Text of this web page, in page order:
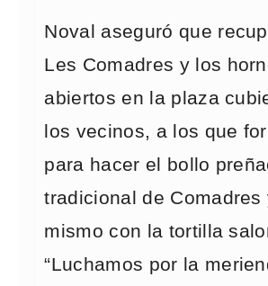
Noval aseguró que
Les Comadres y los
abiertos en la plaza
los vecinos, a los que
para hacer el bollo
tradicional de Comadres
mismo con la tortilla
“Luchamos por la